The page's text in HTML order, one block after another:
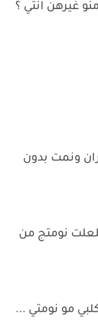
غيرهن انتي ؟
ونمت بدون
نومتج من
مو نومتي ...